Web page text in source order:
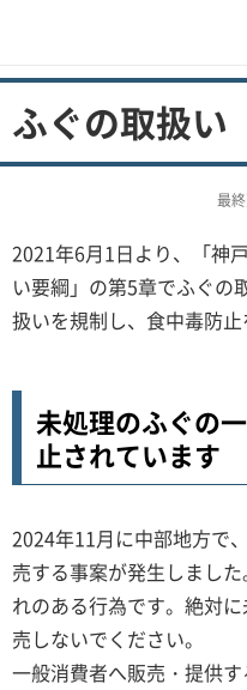
ふぐの取扱い
最
2021年6月1日より、「神
い要綱」の第5章でふぐの
扱いを規制し、食中毒防止
未処理のふぐの
止されています
2024年11月に中部地方で
売する事案が発生しまし
れのある行為です。絶対
売しないでください。
一般消費者へ販売・提供